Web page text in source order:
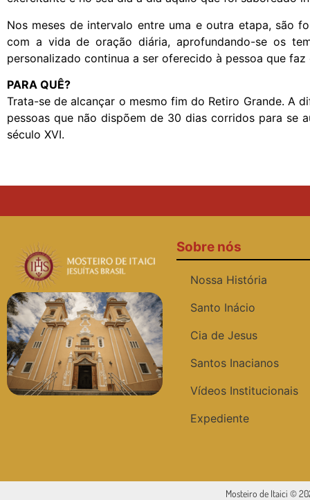
Nos meses de intervalo entre uma e outra etapa, são
com a vida de oração diária, aprofundando-se os
personalizado continua a ser oferecido à pessoa que
PARA QUÊ?
Trata-se de alcançar o mesmo fim do Retiro Grande. A
pessoas que não dispõem de 30 dias corridos para se
século XVI.
Sobre nós
Nossa História
Santo Inácio
Cia de Jesus
Santos Inacianos
Vídeos Institucionais
Expediente
Mosteiro de Itaici ©